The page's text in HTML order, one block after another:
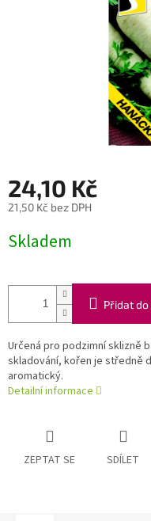
24,10 Kč
21,50 Kč bez DPH
cena:
Skladem
Přidat do
Určená pro podzimní sklizně
skladování, kořen je středně
aromatický.
Detailní informace
ZEPTAT SE SDÍLET